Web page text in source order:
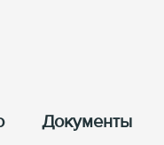
Документы